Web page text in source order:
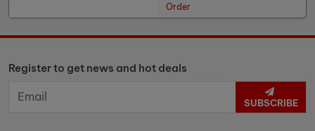
Order
Register to get news and hot deals
SUBSCRIBE